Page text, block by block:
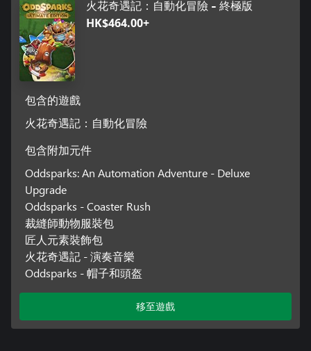
火花奇遇記：自動化冒險 - 終極版
HK$464.00+
包含的遊戲
火花奇遇記：自動化冒險
包含附加元件
Oddsparks: An Automation Adventure - Deluxe
Upgrade
Oddsparks - Coaster Rush
裁縫師動物服裝包
匠人元素裝飾包
火花奇遇記 - 演奏音樂
Oddsparks - 帽子和頭盔
移至遊戲